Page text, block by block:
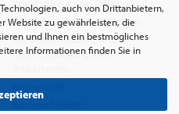
auch von Drittanbietern,
Website zu gewährleisten, die
und Ihnen ein bestmögliches
Informationen finden Sie in
Privatsphäre und Datenschutz
Batterie- & Recyclinghinweis
Abfallvermeidung und
Bewirtschaftung von